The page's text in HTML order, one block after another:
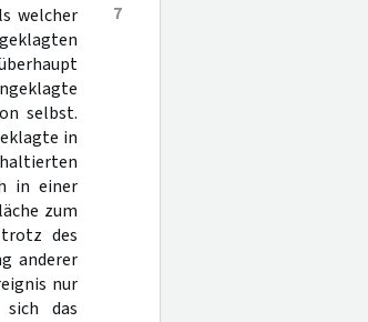
7
welcher
selbst.
in
in einer
zum
des
anderer
nur
das